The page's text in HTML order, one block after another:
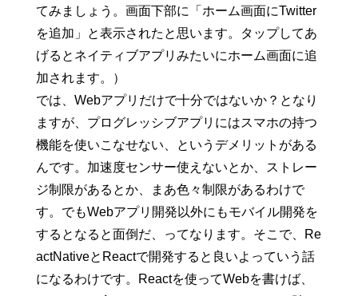
てみましょう。画面下部に「ホーム画面にTwitter
を追加」と表示されたと思います。タップしてあ
げるとネイティブアプリみたいにホーム画面に追
加されます。）
では、Webアプリだけで十分ではないか？となり
ますが、プログレッシブアプリにはスマホの持つ
機能を使いこなせない、というデメリットがある
んです。加速度センサー使えないとか、ストレー
ジ制限があるとか、まあ色々制限があるわけで
す。でもWebアプリ開発以外にもモバイル開発を
するとなると面倒だ、ってなります。そこで、Re
actNativeとReactで開発すると良いよっていう話
になるわけです。Reactを使ってWebを書けば、